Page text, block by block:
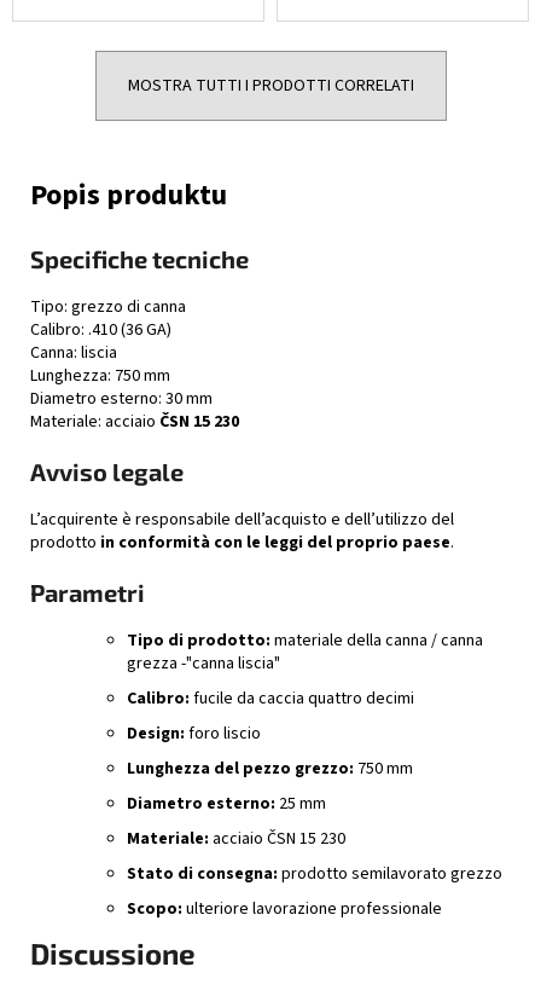
MOSTRA TUTTI I PRODOTTI CORRELATI
Specifiche tecniche
Tipo: grezzo di canna
Calibro: .410 (36 GA)
Canna: liscia
Lunghezza: 750 mm
Diametro esterno: 30 mm
Materiale: acciaio ČSN 15 230
Avviso legale
L’acquirente è responsabile dell’acquisto e dell’utilizzo del
prodotto in conformità con le leggi del proprio paese.
Parametri
Tipo di prodotto: materiale della canna / canna
grezza -"canna liscia"
Calibro: fucile da caccia quattro decimi
Design: foro liscio
Lunghezza del pezzo grezzo: 750 mm
Diametro esterno: 25 mm
Materiale: acciaio ČSN 15 230
Stato di consegna: prodotto semilavorato grezzo
Scopo: ulteriore lavorazione professionale
Discussione